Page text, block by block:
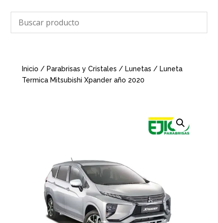
Inicio / Parabrisas y Cristales / Lunetas / Luneta
Termica Mitsubishi Xpander año 2020